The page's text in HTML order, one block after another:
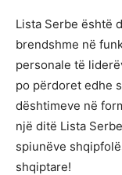
Lista Serbe është
brendshme në
personale të
po përdoret edhe
dështimeve në
një ditë Lista
spiunëve
shqiptare!